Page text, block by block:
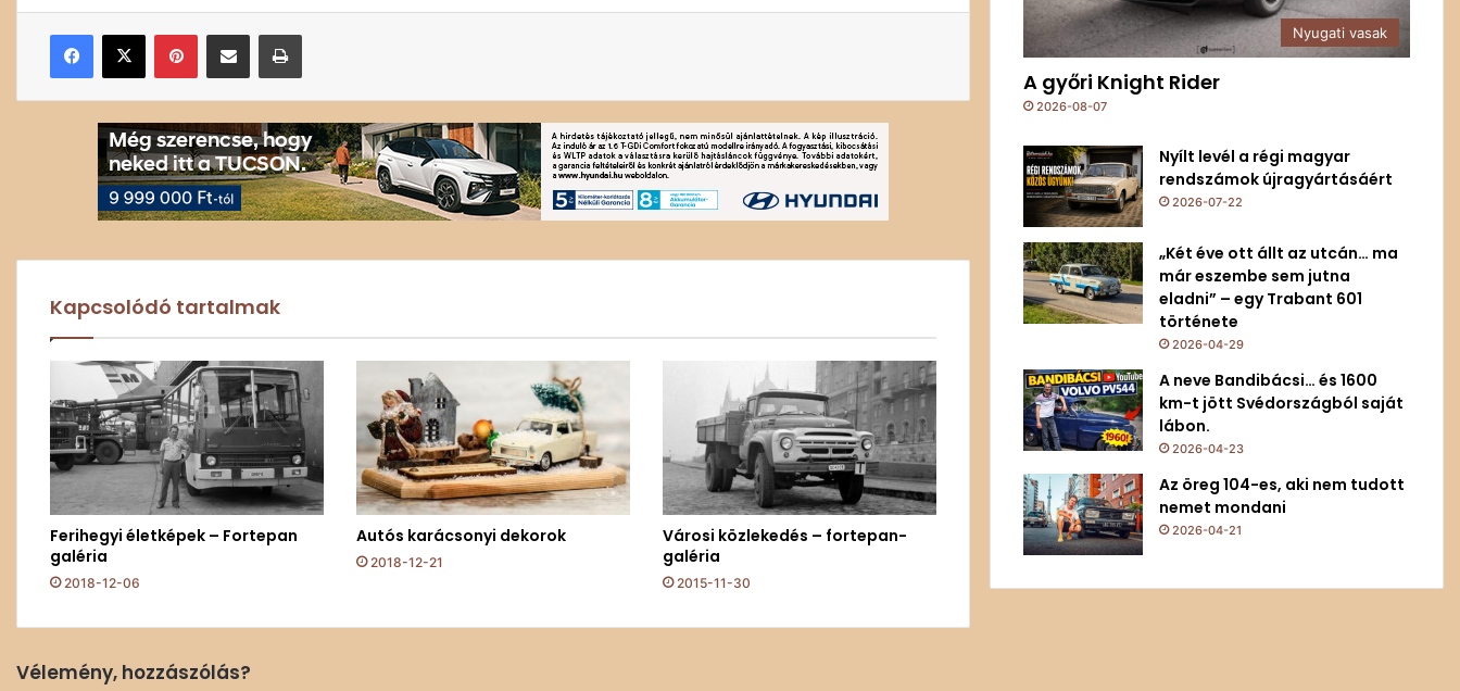
Facebook
X PinterestMegosztás email-ben Nyomtatás
Kapcsolódó tartalmak
Ferihegyi életképek – Fortepan
galéria
2018-12-06
Autós karácsonyi dekorok
2018-12-21
Városi közlekedés – fortepan-
galéria
2015-11-30
Vélemény, hozzászólás?
Nyugati vasak
A győri Knight Rider
2026-08-07
Nyílt levél a régi magyar
rendszámok újragyártásáért
2026-07-22
„Két éve ott állt az utcán… ma
már eszembe sem jutna
eladni” – egy Trabant 601
története
2026-04-29
A neve Bandibácsi… és 1600
km-t jött Svédországból saját
lábon.
2026-04-23
Az öreg 104-es, aki nem tudott
nemet mondani
2026-04-21